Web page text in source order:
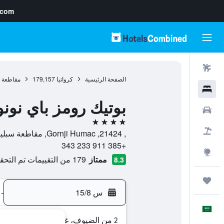
الصفحة الرئيسية كرواتيا 179,157 مقاطعة
بوتيك رومز باي
4 نجوم
, 21424, Gornji Humac, مقاطعة سبليت-دالماسيا, كرواتيا
+385 911 233 343
8.3 ممتاز 179 من التقييمات تم التحقق منها
س 15/8 -
2 من الضيوف، غرفة واحدة